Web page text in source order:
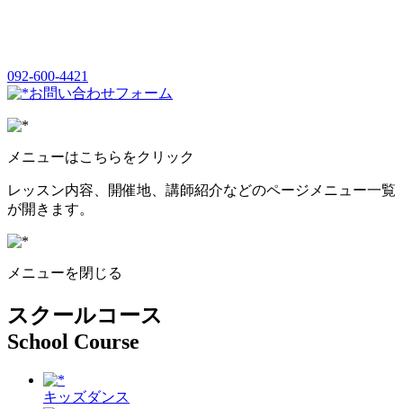
092-600-4421
お問い合わせフォーム
メニューはこちらをクリック
レッスン内容、開催地、講師紹介などのページメニュー一覧
が開きます。
メニューを閉じる
スクールコース
School Course
キッズダンス